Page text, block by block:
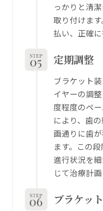
っかりと清
取り付けま
払い、正確に
定期調整
ブラケット
イヤーの調
度程度のペ
により、歯
画通りに歯
ます。この
進行状況を
じて治療計
ブラケッ